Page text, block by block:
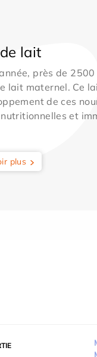
lait
près de
lait maternel. Ce
de ces
et
plus